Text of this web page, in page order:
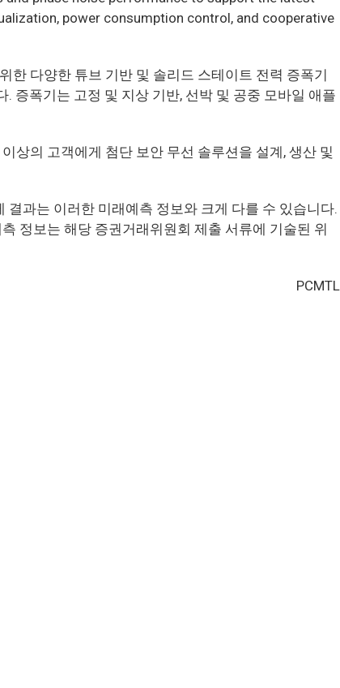
power consumption control, and cooperative
한 다양한 튜브 기반 및 솔리드 스테이트 전력 증폭기
증폭기는 고정 및 지상 기반, 선박 및 공중 모바일 애플
상의 고객에게 첨단 보안 무선 솔루션을 설계, 생산 및
과는 이러한 미래예측 정보와 크게 다를 수 있습니다.
정보는 해당 증권거래위원회 제출 서류에 기술된 위
PCMTL